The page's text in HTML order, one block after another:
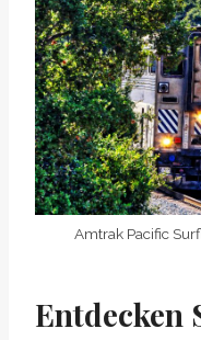
Amtrak Pacific
Entdecken